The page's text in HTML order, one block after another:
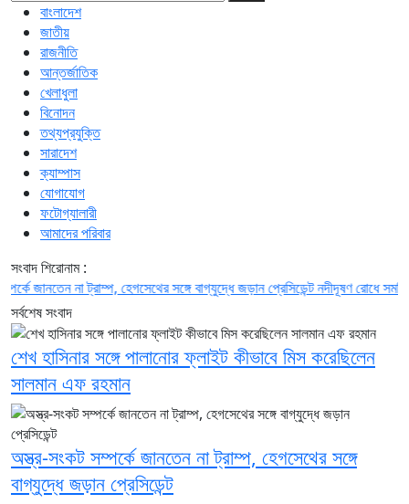
বাংলাদেশ
জাতীয়
রাজনীতি
আন্তর্জাতিক
খেলাধুলা
বিনোদন
তথ্যপ্রযুক্তি
সারাদেশ
ক্যাম্পাস
যোগাযোগ
ফটোগ্যালারী
আমাদের পরিবার
সংবাদ শিরোনাম :
না ট্রাম্প, হেগসেথের সঙ্গে বাগ্‌যুদ্ধে জড়ান প্রেসিডেন্টনদীদূষণ রোধে সমন্বিত
সর্বশেষ সংবাদ
শেখ হাসিনার সঙ্গে পালানোর ফ্লাইট কীভাবে মিস করেছিলেন
সালমান এফ রহমান
অস্ত্র-সংকট সম্পর্কে জানতেন না ট্রাম্প, হেগসেথের সঙ্গে
বাগ্‌যুদ্ধে জড়ান প্রেসিডেন্ট